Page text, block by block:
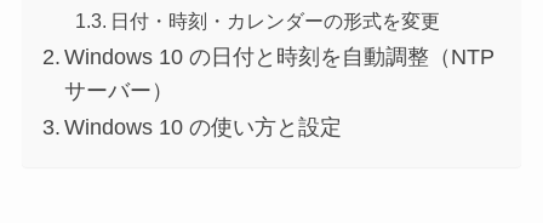
日付・時刻・カレンダーの形式を変更
Windows 10 の日付と時刻を自動調整（NTP
サーバー）
Windows 10 の使い方と設定